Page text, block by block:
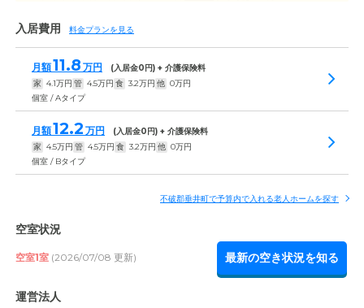
入居費用 料金プランを見る
月額11.8 万円 (入居金0円) + 介護保険料
家 4.1万円 管 4.5万円 食 3.2万円 他 0万円
個室 / Aタイプ
月額12.2 万円 (入居金0円) + 介護保険料
家 4.5万円 管 4.5万円 食 3.2万円 他 0万円
個室 / Bタイプ
不破郡垂井町で予算内で入れる老人ホームを探す
空室状況
空室1室 (2026/07/08 更新) 最新の空き状況を知る
運営法人